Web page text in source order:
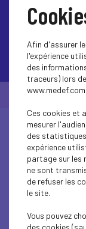
©
Afin d'assurer
l'expérience
des
traceurs) lors
www.medef.com.
Ces cookies et
mesurer
des
expérience
partage sur les
ne sont
de refuser les
le site.
Vous pouvez
des cookies